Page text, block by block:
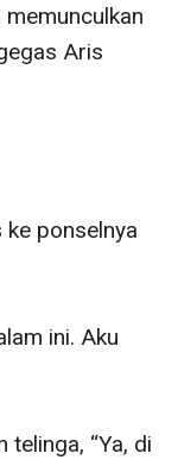
Aris
ke ponselnya
ini. Aku
“Ya, di